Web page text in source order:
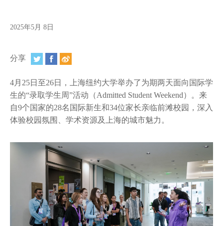
上海纽约大学汇刊
活动纵览
学生说
联系方式
2025年5月 8日
分享
4月25日至26日，上海纽约大学举办了为期两天面向国际学
生的“录取学生周”活动（Admitted Student Weekend）。来
自9个国家的28名国际新生和34位家长亲临前滩校园，深入
体验校园氛围、学术资源及上海的城市魅力。